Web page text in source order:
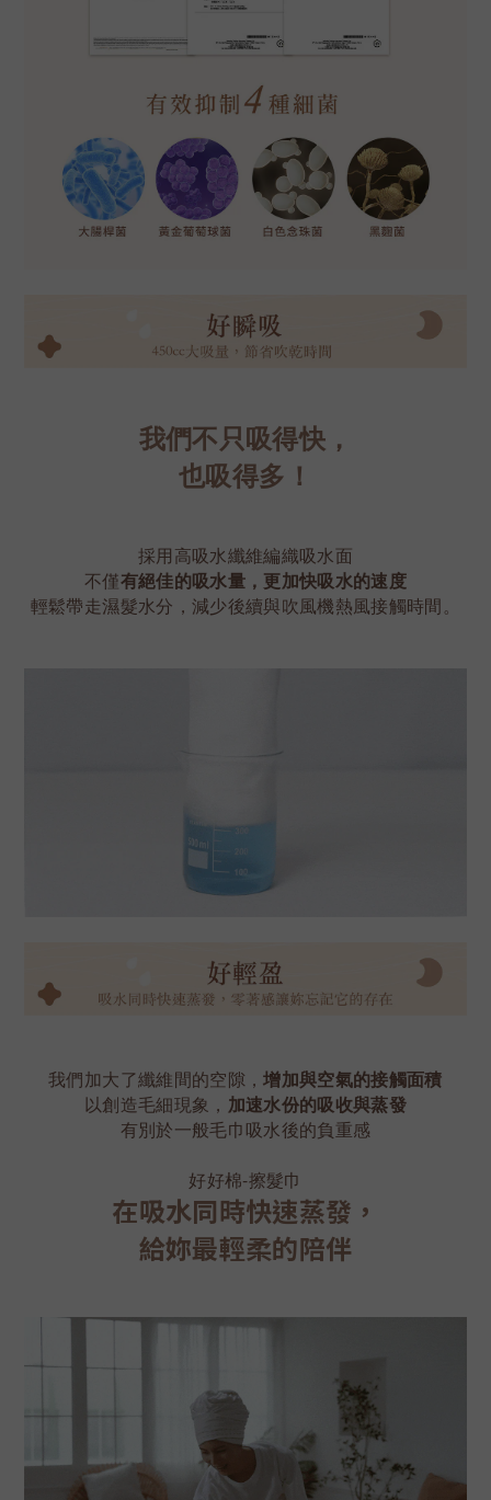
我們不只吸得快，
也吸得多！
採用高吸水纖維編織吸水面
不僅有絕佳的吸水量，更加快吸水的速度
輕鬆帶走濕髮水分，減少後續與吹風機熱風接觸時間。
我們加大了纖維間的空隙，增加與空氣的接觸面積
以創造毛細現象， 加速水份的吸收與蒸發
有別於一般毛巾吸水後的負重感
好好棉-擦髮巾
在吸水同時快速蒸發，
給妳最輕柔的陪伴